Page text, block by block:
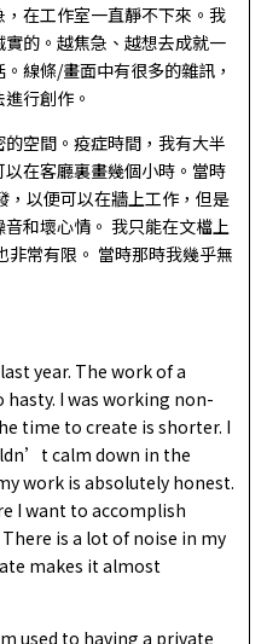
在工作室一直靜不下來。我
的。越焦急、越想去成就一
線條/畫面中有很多的雜訊，
行創作。
空間。疫症時間，我有大半
在客廳裏畫幾個小時。當時
，以便可以在牆上工作，但是
和壞心情。 我只能在文檔上
非常有限。 當時那時我幾乎無
year. The work of a
I was working non-
time to create is shorter. I
calm down in the
work is absolutely honest.
I want to accomplish
is a lot of noise in my
makes it almost
used to having a private